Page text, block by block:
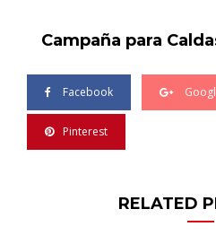
Campaña para
Facebook
Pinterest
RELATED